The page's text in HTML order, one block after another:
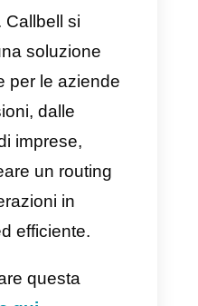
le
un’azione
la
e il messaggio